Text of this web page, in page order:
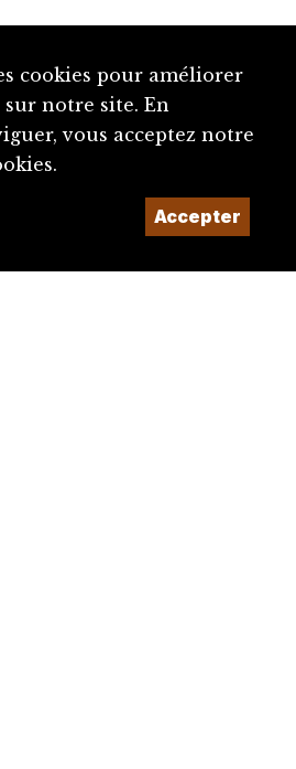
cookies pour améliorer
notre site. En
vous acceptez notre
Accepter